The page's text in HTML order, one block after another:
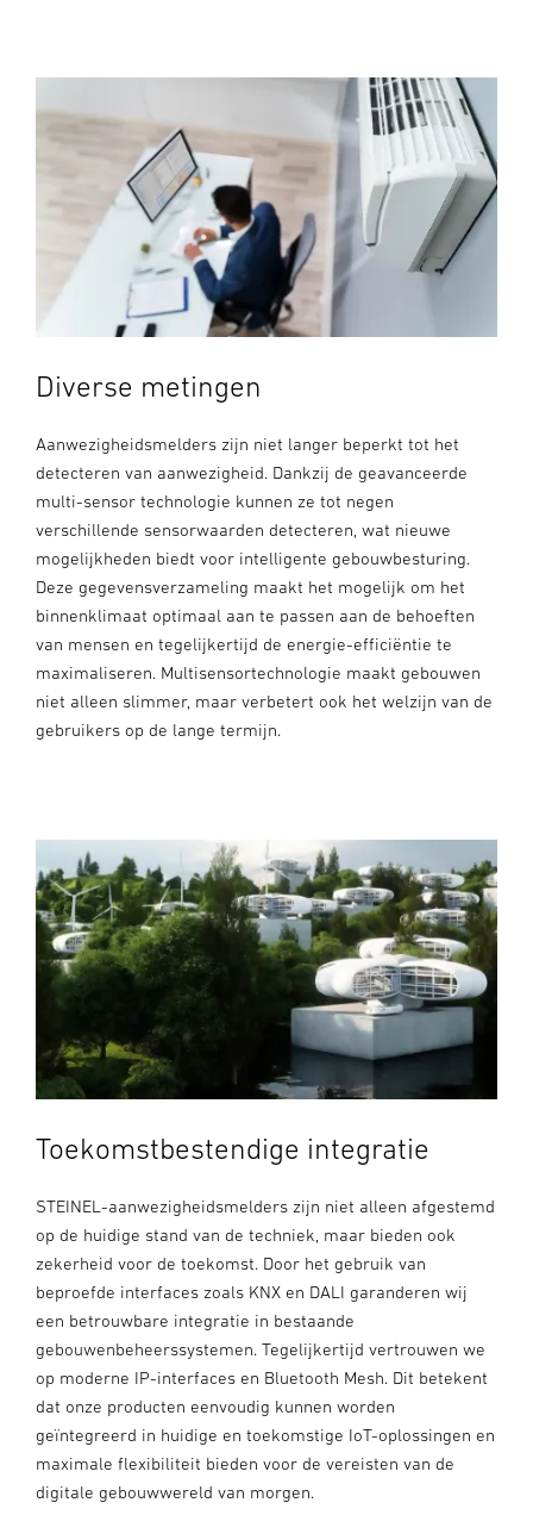
Diverse metingen
Aanwezigheidsmelders zijn niet langer beperkt tot het
detecteren van aanwezigheid. Dankzij de geavanceerde
multi-sensor technologie kunnen ze tot negen
verschillende sensorwaarden detecteren, wat nieuwe
mogelijkheden biedt voor intelligente gebouwbesturing.
Deze gegevensverzameling maakt het mogelijk om het
binnenklimaat optimaal aan te passen aan de behoeften
van mensen en tegelijkertijd de energie-efficiëntie te
maximaliseren. Multisensortechnologie maakt gebouwen
niet alleen slimmer, maar verbetert ook het welzijn van de
gebruikers op de lange termijn.
Toekomstbestendige integratie
STEINEL-aanwezigheidsmelders zijn niet alleen afgestemd
op de huidige stand van de techniek, maar bieden ook
zekerheid voor de toekomst. Door het gebruik van
beproefde interfaces zoals KNX en DALI garanderen wij
een betrouwbare integratie in bestaande
gebouwenbeheerssystemen. Tegelijkertijd vertrouwen we
op moderne IP-interfaces en Bluetooth Mesh. Dit betekent
dat onze producten eenvoudig kunnen worden
geïntegreerd in huidige en toekomstige IoT-oplossingen en
maximale flexibiliteit bieden voor de vereisten van de
digitale gebouwwereld van morgen.